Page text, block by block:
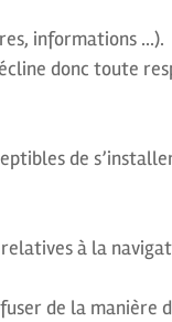
informations …).
donc toute
de
à la
de la manière